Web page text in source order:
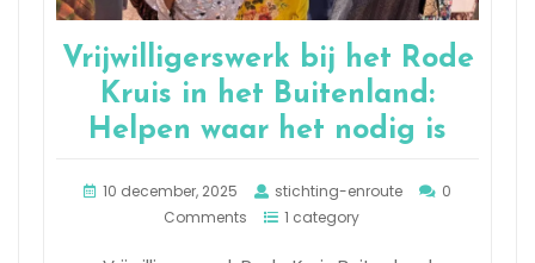
Vrijwilligerswerk bij het Rode
Kruis in het Buitenland:
Helpen waar het nodig is
10 december, 2025 stichting-enroute
0
Comments
1 category